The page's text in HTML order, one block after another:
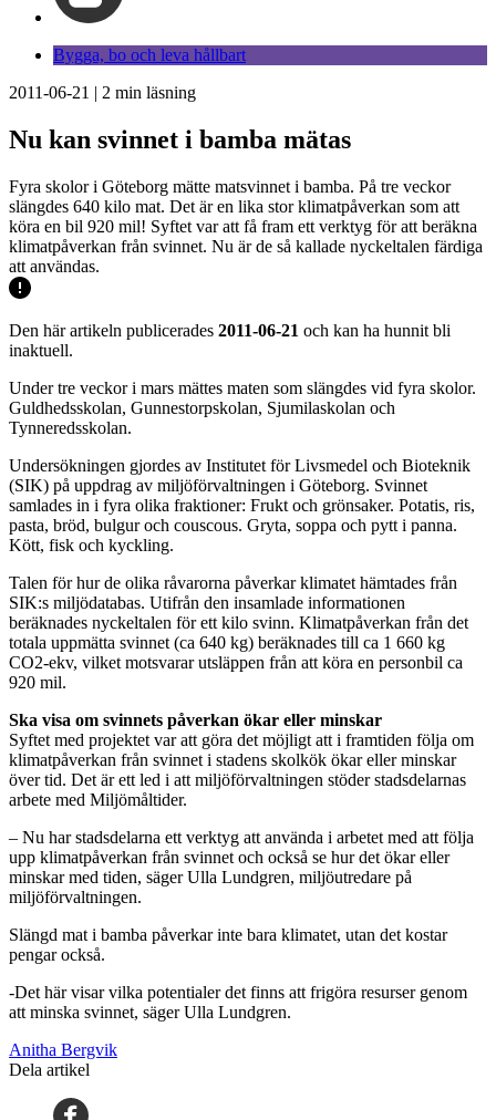
Bygga, bo och leva hållbart
2011-06-21 | 2 min läsning
Nu kan svinnet i bamba mätas
Fyra skolor i Göteborg mätte matsvinnet i bamba. På tre veckor
slängdes 640 kilo mat. Det är en lika stor klimatpåverkan som att
köra en bil 920 mil! Syftet var att få fram ett verktyg för att beräkna
klimatpåverkan från svinnet. Nu är de så kallade nyckeltalen färdiga
att användas.
Den här artikeln publicerades 2011-06-21 och kan ha hunnit bli
inaktuell.
Under tre veckor i mars mättes maten som slängdes vid fyra skolor.
Guldhedsskolan, Gunnestorpskolan, Sjumilaskolan och
Tynneredsskolan.
Undersökningen gjordes av Institutet för Livsmedel och Bioteknik
(SIK) på uppdrag av miljöförvaltningen i Göteborg. Svinnet
samlades in i fyra olika fraktioner: Frukt och grönsaker. Potatis, ris,
pasta, bröd, bulgur och couscous. Gryta, soppa och pytt i panna.
Kött, fisk och kyckling.
Talen för hur de olika råvarorna påverkar klimatet hämtades från
SIK:s miljödatabas. Utifrån den insamlade informationen
beräknades nyckeltalen för ett kilo svinn. Klimatpåverkan från det
totala uppmätta svinnet (ca 640 kg) beräknades till ca 1 660 kg
CO2-ekv, vilket motsvarar utsläppen från att köra en personbil ca
920 mil.
Ska visa om svinnets påverkan ökar eller minskar
Syftet med projektet var att göra det möjligt att i framtiden följa om
klimatpåverkan från svinnet i stadens skolkök ökar eller minskar
över tid. Det är ett led i att miljöförvaltningen stöder stadsdelarnas
arbete med Miljömåltider.
– Nu har stadsdelarna ett verktyg att använda i arbetet med att följa
upp klimatpåverkan från svinnet och också se hur det ökar eller
minskar med tiden, säger Ulla Lundgren, miljöutredare på
miljöförvaltningen.
Slängd mat i bamba påverkar inte bara klimatet, utan det kostar
pengar också.
-Det här visar vilka potentialer det finns att frigöra resurser genom
att minska svinnet, säger Ulla Lundgren.
Anitha Bergvik
Dela artikel